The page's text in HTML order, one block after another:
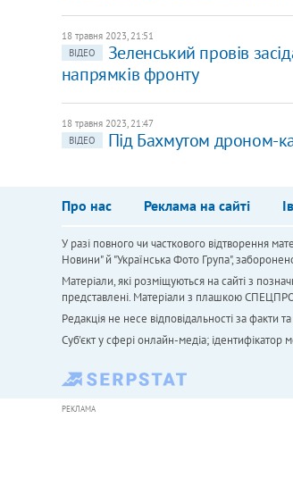
18 травня 2023, 21:51
ВІДЕО
Зеленський провів
напрямків фронту
18 травня 2023, 21:47
ВІДЕО
Під Бахмутом дроном-
Про нас Реклама на сайті
У разі повного чи часткового відтворення
Новини" й "Українська Фото Група",
Матеріали, які розміщуються на сайті з
представлені. Матеріали з плашкою
Редакція не несе відповідальності за факти
Cуб'єкт у сфері онлайн-медіа; ідентифікатор
РЕКЛАМА